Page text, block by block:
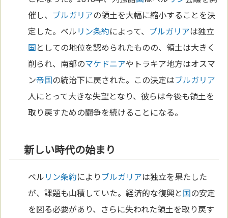
催し、 ブルガリアの領土を大幅に縮小することを決
定した。ベルリン条約によって、 ブルガリアは独立
国としての地位を認められたものの、領土は大きく
削られ、南部のマケドニアやトラキア地方はオスマ
ン帝国の統治下に戻された。この決定はブルガリア
人にとって大きな失望となり、彼らは今後も領土を
取り戻すための闘争を続けることになる。
新しい時代の始まり
ベルリン条約により ブルガリアは独立を果たした
が、課題も山積していた。経済的な復興と国の安定
を図る必要があり、さらに失われた領土を取り戻す